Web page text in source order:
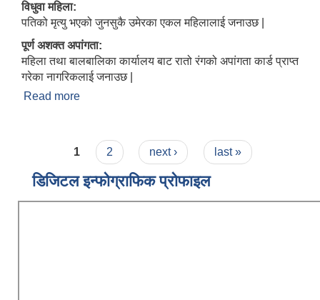
विधुवा महिला:
पतिको मृत्यु भएको जुनसुकै उमेरका एकल महिलालाई जनाउछ |
पूर्ण अशक्त अपांगता:
महिला तथा बालबालिका कार्यालय बाट रातो रंगको अपांगता कार्ड प्राप्त
गरेका नागरिकलाई जनाउछ |
Read more
Pages
1 2 next › last »
डिजिटल इन्फोग्राफिक प्रोफाइल